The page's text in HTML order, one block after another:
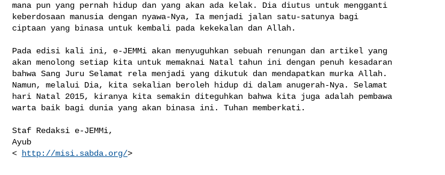
mana pun yang pernah hidup dan yang akan ada kelak. Dia diutus untuk mengganti
keberdosaan manusia dengan nyawa-Nya, Ia menjadi jalan satu-satunya bagi
ciptaan yang binasa untuk kembali pada kekekalan dan Allah.
Pada edisi kali ini, e-JEMMi akan menyuguhkan sebuah renungan dan artikel yang
akan menolong setiap kita untuk memaknai Natal tahun ini dengan penuh kesadaran
bahwa Sang Juru Selamat rela menjadi yang dikutuk dan mendapatkan murka Allah.
Namun, melalui Dia, kita sekalian beroleh hidup di dalam anugerah-Nya. Selamat
hari Natal 2015, kiranya kita semakin diteguhkan bahwa kita juga adalah pembawa
warta baik bagi dunia yang akan binasa ini. Tuhan memberkati.
Staf Redaksi e-JEMMi,
Ayub
<
http://misi.sabda.org/>